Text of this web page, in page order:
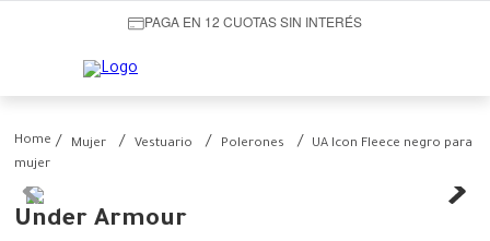
PAGA EN 12 CUOTAS SIN INTERÉS
Mujer Vestuario Polerones
UA Icon Fleece negro para
mujer
Under Armour